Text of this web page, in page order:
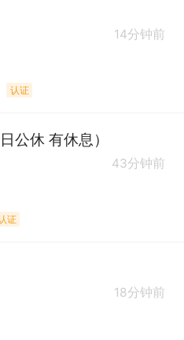
14分钟前
认证
公休 有休息）
43分钟前
证
18分钟前